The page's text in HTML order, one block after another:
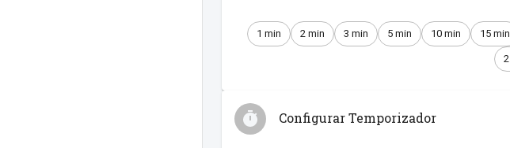
1 min 2 min 3 min 5 min 10 min 15 min
Configurar Temporizador